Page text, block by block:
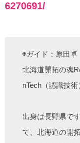
6270691/
◉ガイド：原田卓
北海道開拓の魂
nTech（認識技
出身は長野県で
て、北海道の開